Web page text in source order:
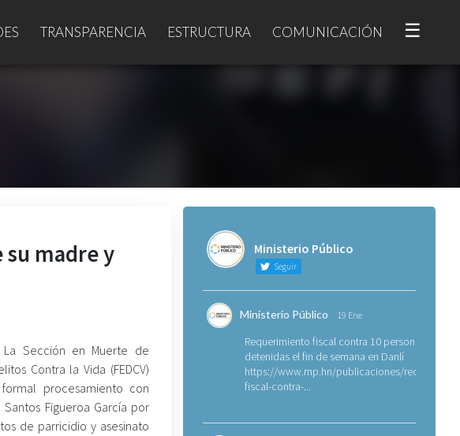
TRANSPARENCIA ESTRUCTURA COMUNICACIÓN ☰
madre y
La Sección en Muerte de
Contra la Vida (FEDCV)
procesamiento con
Figueroa García por
de parricidio y asesinato
Ministerio Público
Seguir
Ministerio Público 19 Ene
Requerimiento fiscal contra 10 personas
detenidas el fin de semana en Danlí
https://www.mp.hn/publicaciones/
fiscal-contra-...